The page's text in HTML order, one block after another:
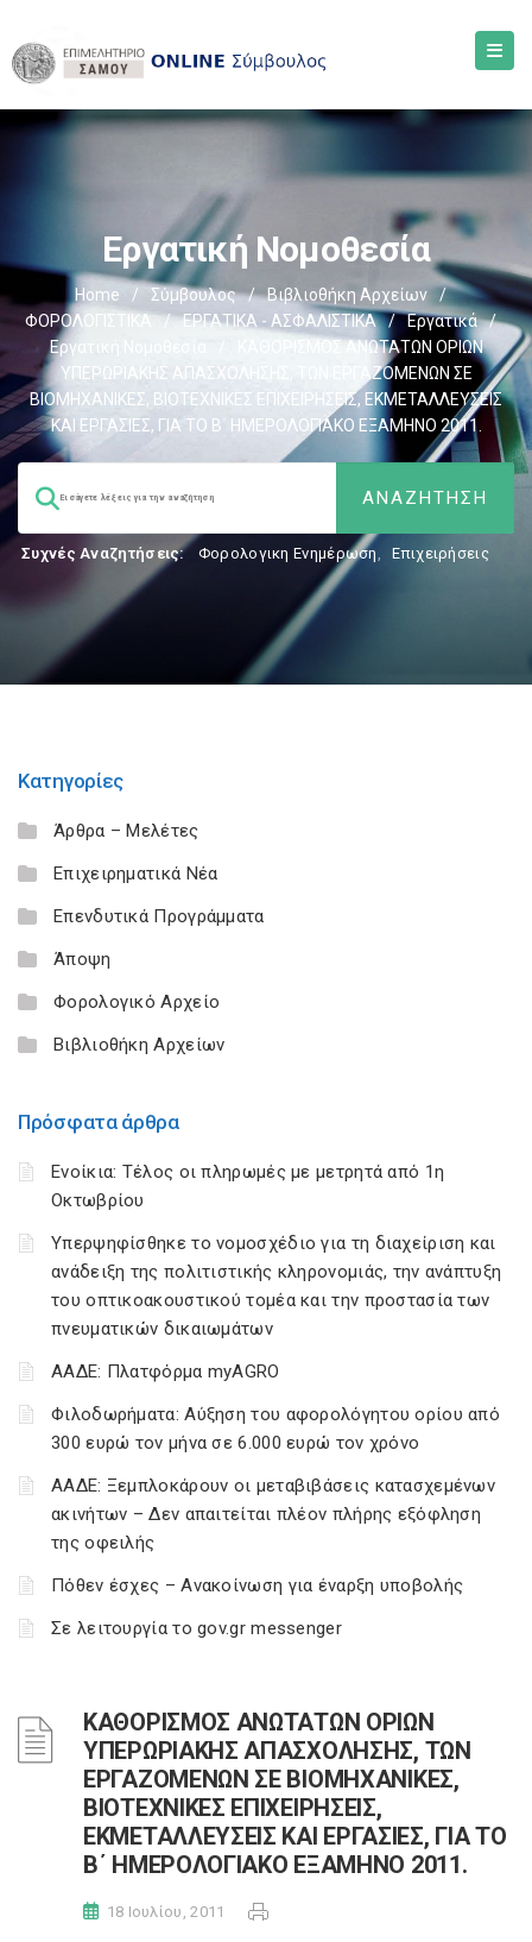
Εργατική Νομοθεσία
Home / Σύμβουλος / Βιβλιοθήκη Αρχείων
/
ΦΟΡΟΛΟΓΙΣΤΙΚΑ
/ ΕΡΓΑΤΙΚΑ - ΑΣΦΑΛΙΣΤΙΚΑ / Εργατικά
/
Εργατική Νομοθεσία
ΚΑΘΟΡΙΣΜΟΣ ΑΝΩΤΑΤΩΝ ΟΡΙΩΝ
ΥΠΕΡΩΡΙΑΚΗΣ ΑΠΑΣΧΟΛΗΣΗΣ, ΤΩΝ ΕΡΓΑΖΟΜΕΝΩΝ ΣΕ
ΒΙΟΜΗΧΑΝΙΚΕΣ, ΒΙΟΤΕΧΝΙΚΕΣ ΕΠΙΧΕΙΡΗΣΕΙΣ, ΕΚΜΕΤΑΛΛΕΥΣΕΙΣ
ΚΑΙ ΕΡΓΑΣΙΕΣ, ΓΙΑ ΤΟ Β΄ ΗΜΕΡΟΛΟΓΙΑΚΟ ΕΞΑΜΗΝΟ 2011.
Συχνές Αναζητήσεις: Φορολογικη Ενημέρωση, Επιχειρήσεις
Κατηγορίες
Άρθρα – Μελέτες
Επιχειρηματικά Νέα
Επενδυτικά Προγράμματα
Άποψη
Φορολογικό Αρχείο
Βιβλιοθήκη Αρχείων
Πρόσφατα άρθρα
Ενοίκια: Τέλος οι πληρωμές με μετρητά από 1η
Οκτωβρίου
Υπερψηφίσθηκε το νομοσχέδιο για τη διαχείριση και
ανάδειξη της πολιτιστικής κληρονομιάς, την ανάπτυξη
του οπτικοακουστικού τομέα και την προστασία των
πνευματικών δικαιωμάτων
ΑΑΔΕ: Πλατφόρμα myAGRO
Φιλοδωρήματα: Αύξηση του αφορολόγητου ορίου από
300 ευρώ τον μήνα σε 6.000 ευρώ τον χρόνο
ΑΑΔΕ: Ξεμπλοκάρουν οι μεταβιβάσεις κατασχεμένων
ακινήτων – Δεν απαιτείται πλέον πλήρης εξόφληση
της οφειλής
Πόθεν έσχες – Ανακοίνωση για έναρξη υποβολής
Σε λειτουργία το gov.gr messenger
ΚΑΘΟΡΙΣΜΟΣ ΑΝΩΤΑΤΩΝ ΟΡΙΩΝ
ΥΠΕΡΩΡΙΑΚΗΣ ΑΠΑΣΧΟΛΗΣΗΣ, ΤΩΝ
ΕΡΓΑΖΟΜΕΝΩΝ ΣΕ ΒΙΟΜΗΧΑΝΙΚΕΣ,
ΒΙΟΤΕΧΝΙΚΕΣ ΕΠΙΧΕΙΡΗΣΕΙΣ,
ΕΚΜΕΤΑΛΛΕΥΣΕΙΣ ΚΑΙ ΕΡΓΑΣΙΕΣ, ΓΙΑ ΤΟ
Β΄ ΗΜΕΡΟΛΟΓΙΑΚΟ ΕΞΑΜΗΝΟ 2011.
18 Ιουλίου, 2011